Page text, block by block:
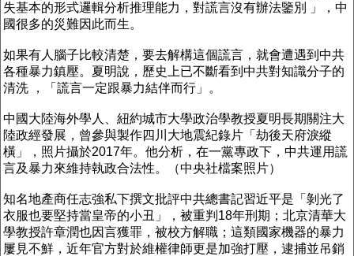
失基本的形式邏輯分析推理能力，對謊言沒有辦法鑒別 」，中
國很多的災難因此而生。
如果有人腦子比較清楚，要去解構這個謊言，就會遭遇到中共
各種暴力鎮壓。夏明說，歷史上已不斷看到中共對知識分子的
清洗 ，「謊言一定跟暴力結伴而行」。
中國大陸海外學人、紐約城市大學政治學教授夏明長期關注大
陸政經發展，曾參與製作四川大地震紀錄片「劫後天府淚縱
橫」，照片攝於2017年。他分析，在一黨專政下，中共運用謊
言及暴力來維持執政合法性。（中央社檔案照片）
知名地產商任志強私下撰文批評中共總書記習近平是「剝光了
衣服也要堅持當皇帝的小丑」，被重判18年刑期；北京清華大
學教授許章潤也因言獲罪，被校方解職；這類國家機器的暴力
屢見不鮮，近年官方對於維權律師更是加強打壓，逮捕並吊銷